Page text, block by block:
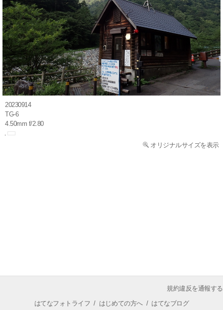
20230914
TG-6
4.50mm f/2.80
オリジナルサイズを表示
規約違反を通報する
はてなフォトライフ / はじめての方へ/ はてなブログ